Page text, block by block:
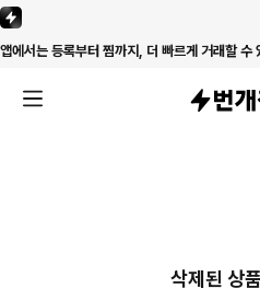
앱에서는 등록부터 찜까지, 더 빠르게 거래할 수
삭제된 상